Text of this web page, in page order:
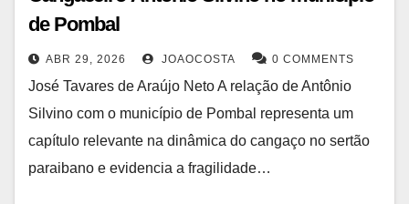
de Pombal
ABR 29, 2026 JOAOCOSTA 0 COMMENTS
José Tavares de Araújo Neto A relação de Antônio
Silvino com o município de Pombal representa um
capítulo relevante na dinâmica do cangaço no sertão
paraibano e evidencia a fragilidade…